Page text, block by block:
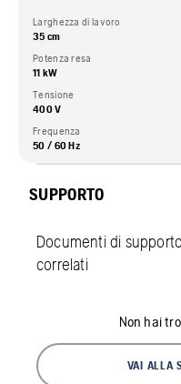
Larghezza di lavoro
35 cm
Potenza resa
11 kW
Tensione
400 V
Frequenza
50 / 60 Hz
SUPPORTO
Documenti di
correlati
Non hai
VAI ALLA